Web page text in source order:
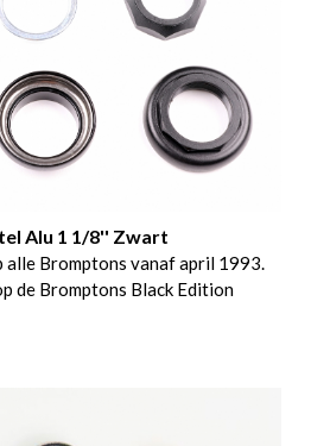
Alu 1 1/8'' Zwart
alle Bromptons vanaf april 1993.
de Bromptons Black Edition